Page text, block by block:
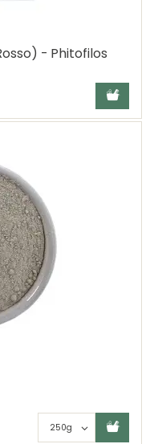
- Phitofilos
Ajouter
Ajouter au panier